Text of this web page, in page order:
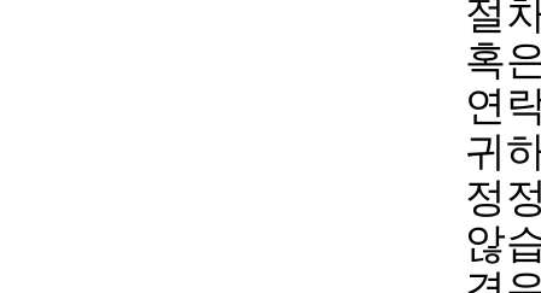
절
혹
연
귀
정
않